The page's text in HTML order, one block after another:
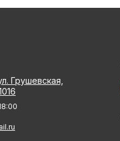
Грушевская,